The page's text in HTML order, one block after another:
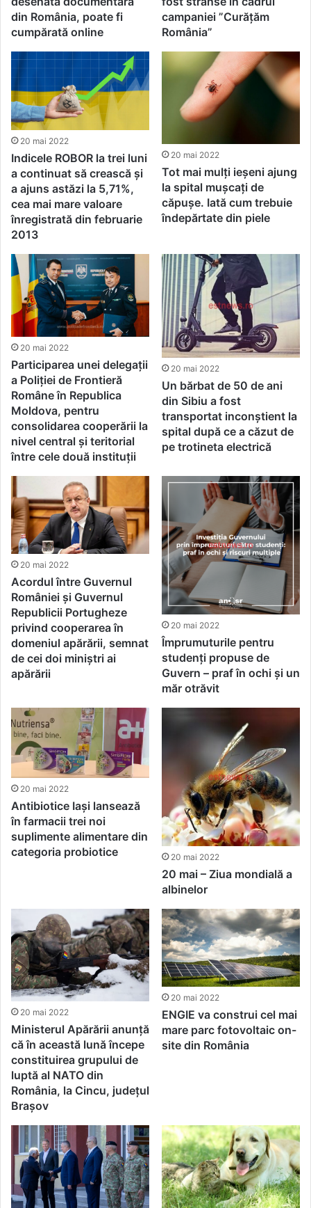
din România, poate fi
cumpărată online
campaniei ”Curățăm
România”
20 mai 2022
Indicele ROBOR la trei luni
a continuat să crească și
a ajuns astăzi la 5,71%,
cea mai mare valoare
înregistrată din februarie
2013
20 mai 2022
Tot mai mulți ieșeni ajung
la spital mușcați de
căpușe. Iată cum trebuie
îndepărtate din piele
20 mai 2022
Participarea unei delegaţii
a Poliţiei de Frontieră
Române în Republica
Moldova, pentru
consolidarea cooperării la
nivel central şi teritorial
între cele două instituţii
20 mai 2022
Un bărbat de 50 de ani
din Sibiu a fost
transportat inconștient la
spital după ce a căzut de
pe trotineta electrică
20 mai 2022
Acordul între Guvernul
României și Guvernul
Republicii Portugheze
privind cooperarea în
domeniul apărării, semnat
de cei doi miniștri ai
apărării
20 mai 2022
Împrumuturile pentru
studenți propuse de
Guvern – praf în ochi și un
măr otrăvit
20 mai 2022
Antibiotice Iași lansează
în farmacii trei noi
suplimente alimentare din
categoria probiotice
20 mai 2022
20 mai – Ziua mondială a
albinelor
20 mai 2022
Ministerul Apărării anunță
că în această lună începe
constituirea grupului de
luptă al NATO din
România, la Cincu, județul
Brașov
20 mai 2022
ENGIE va construi cel mai
mare parc fotovoltaic on-
site din România